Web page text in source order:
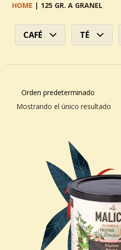
HOME | 125 GR. A GRANEL
CAFÉ TÉ
Mostrando el único resultado